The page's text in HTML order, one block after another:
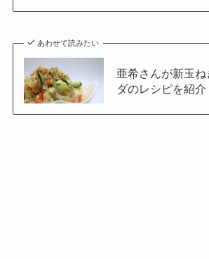
あわせて読みたい
亜希さんが新玉
ダのレシピを紹